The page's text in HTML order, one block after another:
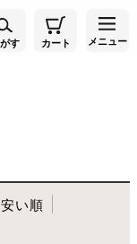
す カート メニュー
い順